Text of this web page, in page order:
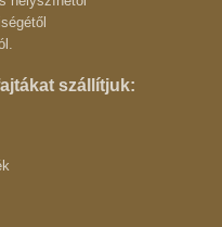
szállítjuk: